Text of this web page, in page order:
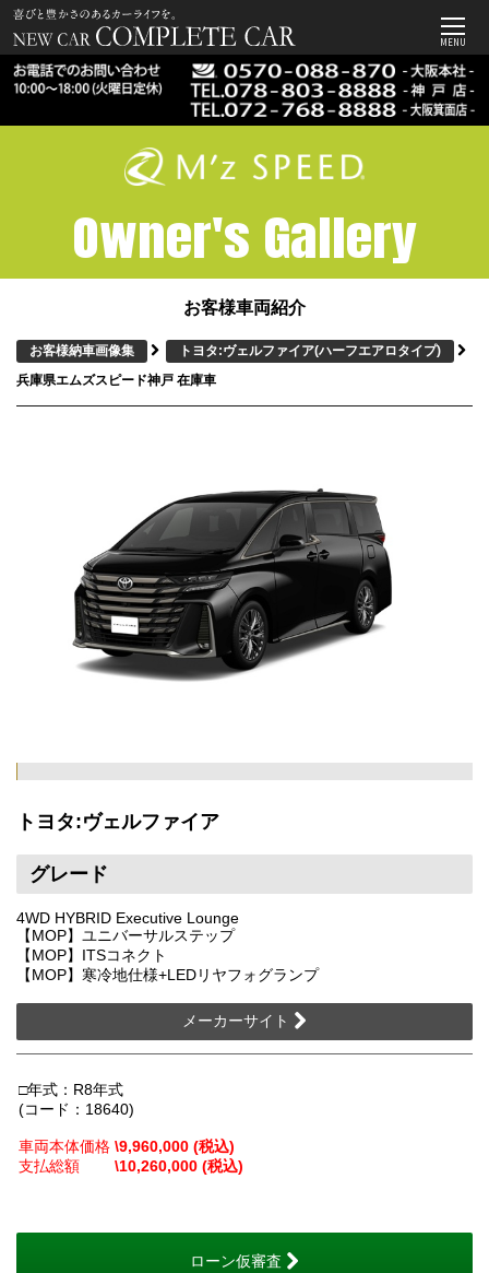
MENU
Owner's Gallery
お客様車両紹介
お客様納車画像集 トヨタ:ヴェルファイア(ハーフエアロタイプ)
兵庫県エムズスピード神戸 在庫車
トヨタ:ヴェルファイア
グレード
4WD HYBRID Executive Lounge
【MOP】ユニバーサルステップ
【MOP】ITSコネクト
【MOP】寒冷地仕様+LEDリヤフォグランプ
メーカーサイト
□年式：R8年式
(コード：18640)
車両本体価格 \9,960,000 (税込)
支払総額 \10,260,000 (税込)
ローン仮審査